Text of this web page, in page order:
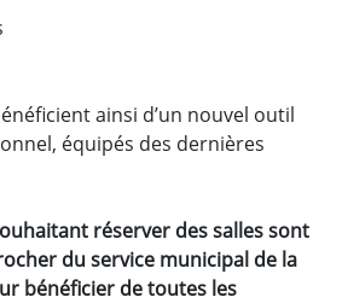
ainsi d’un nouvel outil
équipés des dernières
réserver des salles sont
du service municipal de la
bénéficier de toutes les